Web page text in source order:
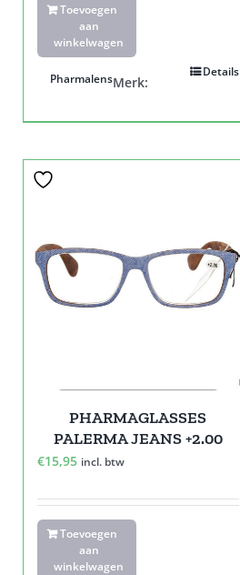
Toevoegen
aan
winkelwagen
Details
Merk:
Pharmalens
PHARMAGLASSES
PALERMA JEANS +2.00
€15,95 incl. btw
Toevoegen
aan
winkelwagen